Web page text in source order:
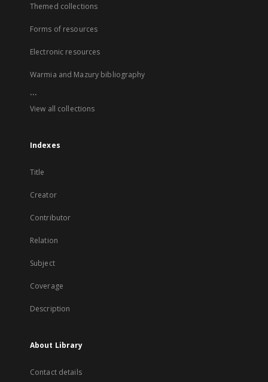
Themed collections
Forms of resources
Electronic resources
Warmia and Mazury bibliography
...
View all collections
Indexes
Title
Creator
Contributor
Relation
Subject
Coverage
Description
About Library
Contact details